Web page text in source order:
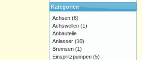
Kategorien
Achsen (6)
Achswellen (1)
Anbauteile
Anlasser (10)
Bremsen (1)
Einspritzpumpen (5)